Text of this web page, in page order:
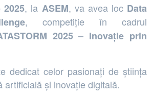
, la ASEM, va avea loc Data
, competiție în cadrul
2025 – Inovație prin
dedicat celor pasionați de știința
artificială și inovație digitală.